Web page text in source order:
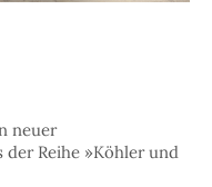
neuer
Reihe »Köhler und